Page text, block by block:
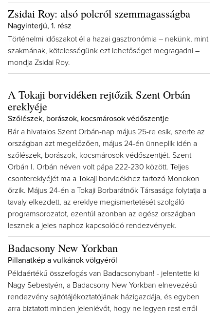
Zsidai Roy: alsó polcról szemmagasságba
Nagyinterjú, 1. rész
Történelmi időszakot él a hazai gasztronómia – nekünk, mint
szakmának, kötelességünk ezt lehetőséget megragadni –
mondja Zsidai Roy.
A Tokaji borvidéken rejtőzik Szent Orbán
ereklyéje
Szőlészek, borászok, kocsmárosok védőszentje
Bár a hivatalos Szent Orbán-nap május 25-re esik, szerte az
országban azt megelőzően, május 24-én ünneplik idén a
szőlészek, borászok, kocsmárosok védőszentjét. Szent
Orbán I. Orbán néven volt pápa 222-230 között. Teljes
csontereklyéjét ma a Tokaji borvidékhez tartozó Monokon
őrzik. Május 24-én a Tokaji Borbarátnők Társasága folytatja a
tavaly elkezdett, az ereklye megismertetését szolgáló
programsorozatot, ezentúl azonban az egész országban
lesznek a jeles naphoz kapcsolódó rendezvények.
Badacsony New Yorkban
Pillanatkép a vulkánok völgyéről
Példaértékű összefogás van Badacsonyban! - jelentette ki
Nagy Sebestyén, a Badacsony New Yorkban elnevezésű
rendezvény sajtótájékoztatójának házigazdája, és egyben
arra biztatott minden jelenlévőt, hogy ne legyen rest erről